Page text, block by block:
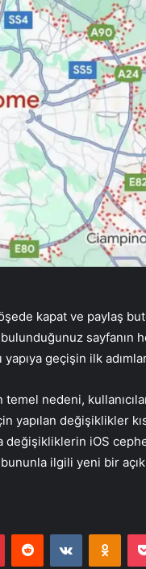
kapat ve paylaş
sayfanın
geçişin ilk
nedeni,
yapılan değişiklikler
değişikliklerin iOS
ilgili yeni bir
PinterestReddit VKontakte